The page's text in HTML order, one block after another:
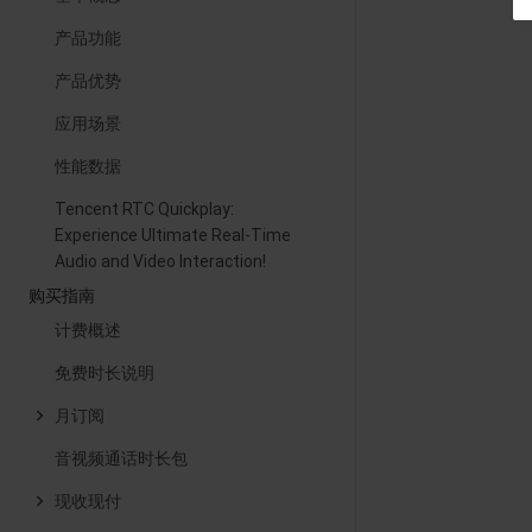
产品功能
产品优势
应用场景
性能数据
Tencent RTC Quickplay:
Experience Ultimate Real-Time
Audio and Video Interaction!
购买指南
计费概述
免费时长说明
月订阅
音视频通话时长包
现收现付